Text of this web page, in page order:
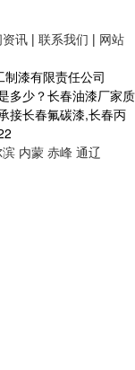
讯 | 联系我们 | 网站
漆有限责任公司
多少？长春油漆厂家质
接长春氟碳漆,长春丙
内蒙 赤峰 通辽